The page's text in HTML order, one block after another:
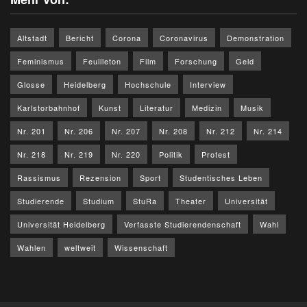
Altstadt Bericht Corona Coronavirus Demonstration
Feminismus Feuilleton Film Forschung Geld
Glosse Heidelberg Hochschule Interview
Karlstorbahnhof Kunst Literatur Medizin Musik
Nr. 201 Nr. 206 Nr. 207 Nr. 208 Nr. 212 Nr. 214
Nr. 218 Nr. 219 Nr. 220 Politik Protest
Rassismus Rezension Sport Studentisches Leben
Studierende Studium StuRa Theater Universität
Universität Heidelberg Verfasste Studierendenschaft Wahl
Wahlen weltweit Wissenschaft